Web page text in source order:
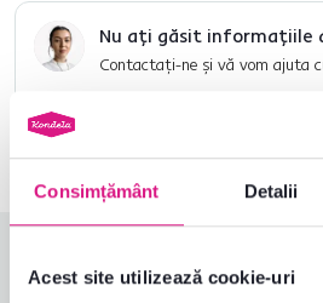
Consimțământ Detalii
Acest site utilizează cookie-uri
Nu ați găsit informațiile
Contactați-ne și vă vom ajuta
Evaluări produs